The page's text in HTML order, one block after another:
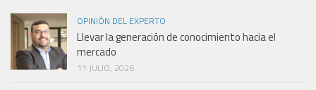
OPINIÓN DEL EXPERTO
Llevar la generación de conocimiento hacia el
mercado
11 JULIO, 2026